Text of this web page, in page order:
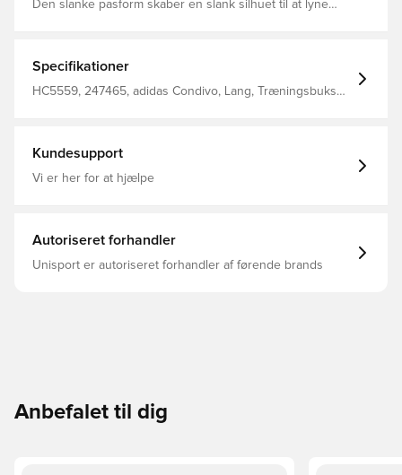
Den slanke pasform skaber en slank silhuet til at lyne
støvler Fremstillet af 100 % polyester.
Specifikationer
HC5559, 247465, adidas Condivo, Lang, Træningsbukser,
Kundesupport
Vi er her for at hjælpe
Autoriseret forhandler
Unisport er autoriseret forhandler af førende brands
Anbefalet til dig